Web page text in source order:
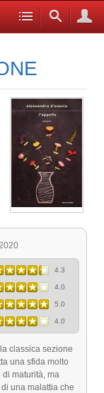
4.3
4.0
5.0
4.0
classica sezione
una sfida molto
maturità, ma
una malattia che